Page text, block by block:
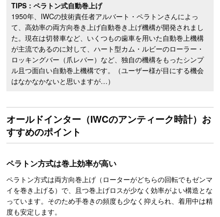
TIPS：ペラトン式自動巻上げ
1950年、IWCの技術責任者アルバート・ペラトンさんによっ
て、高効率の両方向巻き上げ自動巻き上げ機構が開発されまし
た。現在は切替車など、いくつもの歯車を用いた自動巻上機構
が主流であるのに対して、ハート型カム・ルビーのローラー・
ロッキングバー（爪レバー）など、独自の機構をもったシンプ
ル且つ面白い自動巻上機構です。（ユーザー様が目にする機会
はなかなかないと思いますが…）
オールドインター（IWCのアンティーク時計）お
すすめのポイント
ペラトン方式は巻上効率が高い
ペラトン方式は両方向巻上げ（ローターがどちらの回転でもゼンマ
イを巻き上げる）で、且つ巻上げロスが少なく効率がよい構造とな
っています。そのため手巻きの頻度も少なく抑えられ、着用中は精
度も安定します。